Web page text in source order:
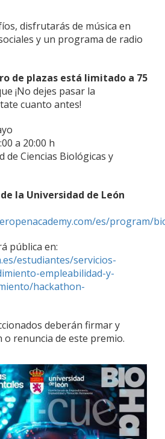
disfrutarás de música en
y un programa de radio
de plazas está limitado a 75
¡No dejes pasar la
cuanto antes!
a 20:00 h
de Ciencias Biológicas y
la Universidad de León
es/program/
pública en:
estudiantes/servicios-
empleabilidad-y-
hackathon-
deberán firmar y
renuncia de este premio.